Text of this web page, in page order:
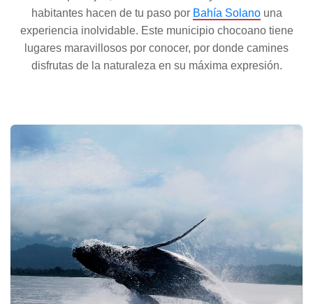
habitantes hacen de tu paso por Bahía Solanouna
experiencia inolvidable. Este municipio chocoano tiene
lugares maravillosos por conocer, por donde camines
disfrutas de la naturaleza en su máxima expresión.